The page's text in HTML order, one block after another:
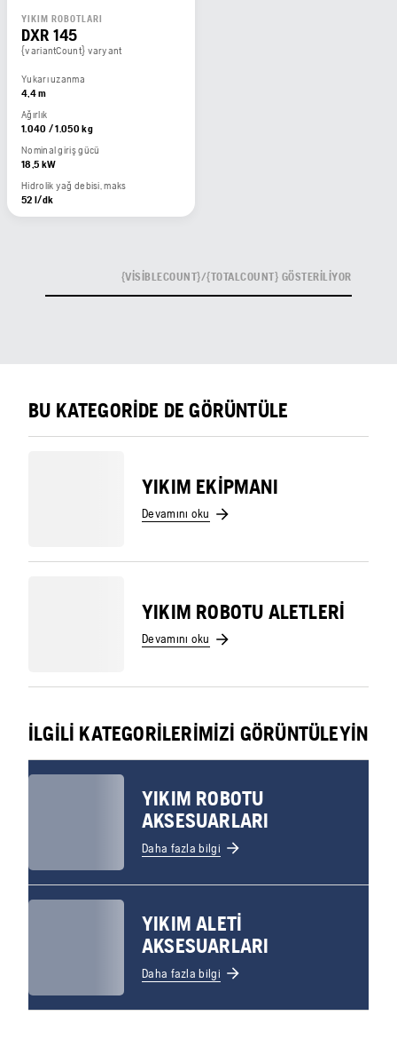
YIKIM ROBOTLARI
DXR 145
{variantCount} varyant
Yukarı uzanma
4,4 m
Ağırlık
1.040 / 1.050 kg
Nominal giriş gücü
18,5 kW
Hidrolik yağ debisi, maks
52 l/dk
{VISIBLECOUNT}/{TOTALCOUNT} GÖSTERILIYOR
BU KATEGORIDE DE GÖRÜNTÜLE
YIKIM EKIPMANI
Devamını oku
YIKIM ROBOTU ALETLERI
Devamını oku
İLGILI KATEGORILERIMIZI GÖRÜNTÜLEYIN
YIKIM ROBOTU
AKSESUARLARI
Daha fazla bilgi
YIKIM ALETI
AKSESUARLARI
Daha fazla bilgi